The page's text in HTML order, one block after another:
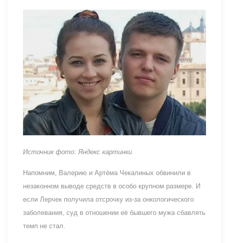
Источник фото: Яндекс картинки
Напомним, Валерию и Артёма Чекалиных обвинили в
незаконном выводе средств в особо крупном размере. И
если Лерчек получила отсрочку из-за онкологического
заболевания, суд в отношении её бывшего мужа сбавлять
темп не стал.